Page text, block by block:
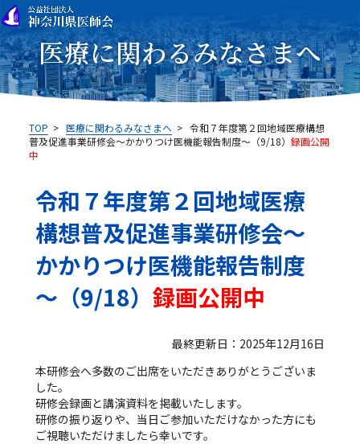
医療に関わるみなさまへ
TOP >医療に関わるみなさまへ >令和７年度第２回地域医療構想
普及促進事業研修会～かかりつけ医機能報告制度～（9/18）録画公開
中
令和７年度第２回地域医療
構想普及促進事業研修会～
かかりつけ医機能報告制度
～（9/18）録画公開中
最終更新日：2025年12月16日
本研修会へ多数のご出席をいただきありがとうございま
した。
研修会録画と講演資料を掲載いたします。
研修の振り返りや、当日ご参加いただけなかった方にも
ご視聴いただけましたら幸いです。